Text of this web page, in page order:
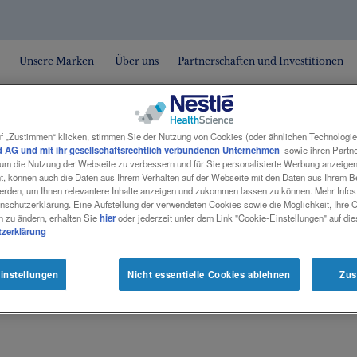
Unsere Marken Über uns Partnerschaften und Investitionen
FÜR PÄDIATRISCHE GASTROENTEROLOGIE
„Zustimmen“ klicken, stimmen Sie der Nutzung von Cookies (oder ähnlichen
AG und mit ihr gesellschaftsrechtlich verbundenen Unternehmen sowie ihren
die Nutzung der Webseite zu verbessern und für Sie personalisierte Werbung
können auch die Daten aus Ihrem Verhalten auf der Webseite mit den Daten aus Ihrem
um Ihnen relevantere Inhalte anzeigen und zukommen lassen zu können. Mehr
Eine Aufstellung der verwendeten Cookies sowie die Möglichkeit, Ihre
zu ändern, erhalten Siehieroder jederzeit unter dem Link "Cookie-Einstellungen" auf
Nicht essentielle Cookies ablehnen